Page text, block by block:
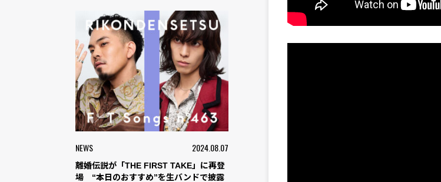
NEWS 2024.08.07
離婚伝説が「THE FIRST TAKE」に再登
場 “本日のおすすめ”を生バンドで披露